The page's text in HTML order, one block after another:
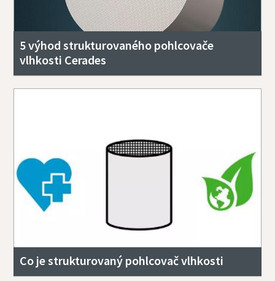
5 výhod strukturovaného pohlcovače
vlhkosti Cerades
Co je strukturovaný pohlcovač vlhkosti